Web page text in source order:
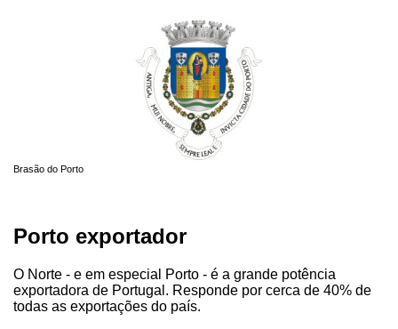
Brasão do Porto
Porto exportador
O Norte - e em especial Porto - é a grande potência
exportadora de Portugal. Responde por cerca de 40% de
todas as exportações do país.